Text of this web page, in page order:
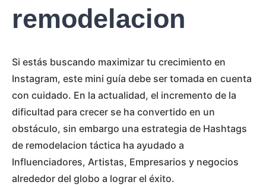
remodelacion
Si estás buscando maximizar tu crecimiento en
Instagram, este mini guía debe ser tomada en cuenta
con cuidado. En la actualidad, el incremento de la
dificultad para crecer se ha convertido en un
obstáculo, sin embargo una estrategia de Hashtags
de remodelacion táctica ha ayudado a
Influenciadores, Artistas, Empresarios y negocios
alrededor del globo a lograr el éxito.